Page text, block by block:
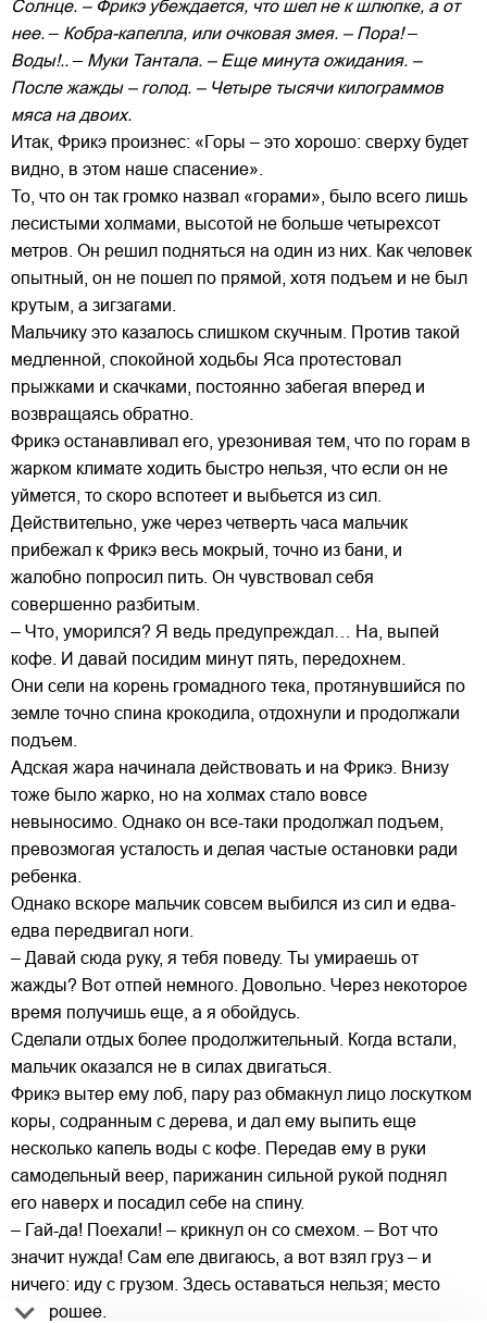
Солнце. – Фрикэ убеждается, что шел не к шлюпке, а от
нее. – Кобра-капелла, или очковая змея. – Пора!–
Воды!.. – Муки Тантала. – Еще минута ожидания. –
После жажды – голод. – Четыре тысячи килограммов
мяса на двоих.
Итак, Фрикэ произнес: «Горы – это хорошо: сверху будет
видно, в этом наше спасение».
То, что он так громко назвал «горами», было всего лишь
лесистыми холмами, высотой не больше четырехсот
метров. Он решил подняться на один из них. Как человек
опытный, он не пошел по прямой, хотя подъем и не был
крутым, а зигзагами.
Мальчику это казалось слишком скучным. Против такой
медленной, спокойной ходьбы Яса протестовал
прыжками и скачками, постоянно забегая вперед и
возвращаясь обратно.
Фрикэ останавливал его, урезонивая тем, что по горам в
жарком климате ходить быстро нельзя, что если он не
уймется, то скоро вспотеет и выбьется из сил.
Действительно, уже через четверть часа мальчик
прибежал к Фрикэ весь мокрый, точно из бани, и
жалобно попросил пить. Он чувствовал себя
совершенно разбитым.
– Что, уморился? Я ведь предупреждал… На, выпей
кофе. И давай посидим минут пять, передохнем.
Они сели на корень громадного тека, протянувшийся по
земле точно спина крокодила, отдохнули и продолжали
подъем.
Адская жара начинала действовать и на Фрикэ. Внизу
тоже было жарко, но на холмах стало вовсе
невыносимо. Однако он все-таки продолжал подъем,
превозмогая усталость и делая частые остановки ради
ребенка.
Однако вскоре мальчик совсем выбился из сил и едва-
едва передвигал ноги.
– Давай сюда руку, я тебя поведу. Ты умираешь от
жажды? Вот отпей немного. Довольно. Через некоторое
время получишь еще, а я обойдусь.
Сделали отдых более продолжительный. Когда встали,
мальчик оказался не в силах двигаться.
Фрикэ вытер ему лоб, пару раз обмакнул лицо лоскутком
коры, содранным с дерева, и дал ему выпить еще
несколько капель воды с кофе. Передав ему в руки
самодельный веер, парижанин сильной рукой поднял
его наверх и посадил себе на спину.
– Гай-да! Поехали! – крикнул он со смехом. – Вот что
значит нужда! Сам еле двигаюсь, а вот взял груз – и
ничего: иду с грузом. Здесь оставаться нельзя; место
нехорошее.